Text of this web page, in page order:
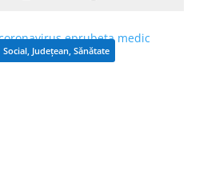
Social, Județean, Sănătate